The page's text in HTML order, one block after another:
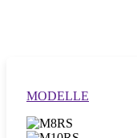
MODELLE